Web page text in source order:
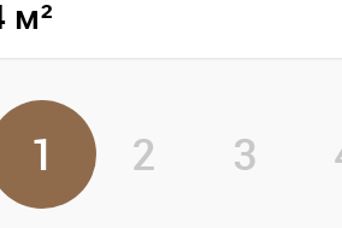
м²
1 2 3